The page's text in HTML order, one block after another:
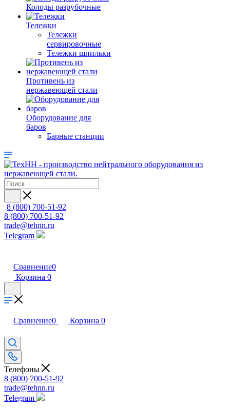
Колоды разрубочные
Тележки
Тележки
сервировочные
Тележки шпильки
Противень из
нержавеющей стали
Оборудование для
баров
Барные станции
8 (800) 700-51-92
8 (800) 700-51-92
trade@tehnn.ru
Telegram
Сравнение0
Корзина 0
Сравнение0 Корзина 0
Телефоны
8 (800) 700-51-92
trade@tehnn.ru
Telegram